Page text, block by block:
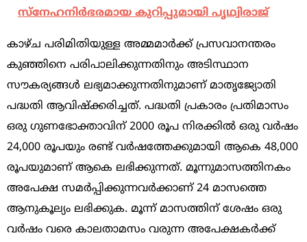
സ്‌നേഹനിര്‍ഭരമായ കുറിപ്പുമായി പൃഥ്വിരാജ്
കാഴ്ച പരിമിതിയുള്ള അമ്മമാര്‍ക്ക് പ്രസവാനന്തരം
കുഞ്ഞിനെ പരിപാലിക്കുന്നതിനും അടിസ്ഥാന
സൗകര്യങ്ങള്‍ ലഭ്യമാക്കുന്നതിനുമാണ് മാതൃജ്യോതി
പദ്ധതി ആവിഷ്‌ക്കരിച്ചത്. പദ്ധതി പ്രകാരം പ്രതിമാസം
ഒരു ഗുണഭോക്താവിന് 2000 രൂപ നിരക്കില്‍ ഒരു വര്‍ഷം
24,000 രൂപയും രണ്ട് വര്‍ഷത്തേക്കുമായി ആകെ 48,000
രൂപയുമാണ് ആകെ ലഭിക്കുന്നത്. മൂന്നുമാസത്തിനകം
അപേക്ഷ സമര്‍പ്പിക്കുന്നവര്‍ക്കാണ് 24 മാസത്തെ
ആനുകൂല്യം ലഭിക്കുക. മൂന്ന് മാസത്തിന് ശേഷം ഒരു
വര്‍ഷം വരെ കാലതാമസം വരുന്ന അപേക്ഷകര്‍ക്ക്